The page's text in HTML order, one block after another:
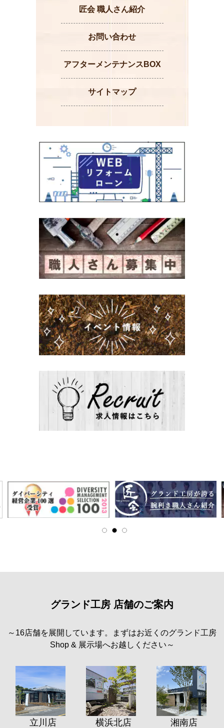
匠会 職人さん紹介
お問い合わせ
アフターメンテナンスBOX
サイトマップ
グランド工房 店舗のご案内
～16店舗を展開しています。まずはお近くのグランド工房
Shop & 展示場へお越しください～
立川店 横浜北店 湘南店